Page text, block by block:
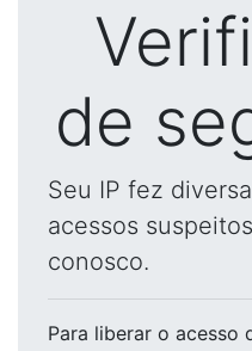
de
Seu IP fez
acessos
conosco.
Para liberar o acesso